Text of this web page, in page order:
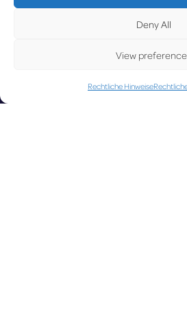
Deny All
View
Rechtliche Hinweise